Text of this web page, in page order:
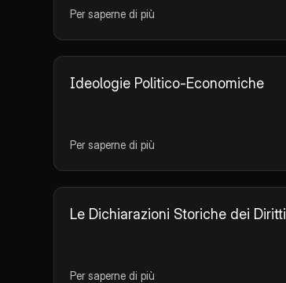
Per saperne di più
Ideologie Politico-Economiche
Per saperne di più
Le Dichiarazioni Storiche dei Diritti
Per saperne di più